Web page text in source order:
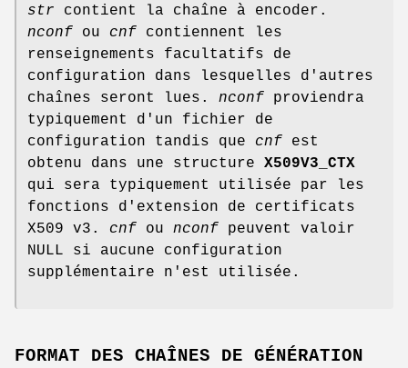
str contient la chaîne à encoder.
nconf ou cnf contiennent les
renseignements facultatifs de
configuration dans lesquelles d'autres
chaînes seront lues. nconf proviendra
typiquement d'un fichier de
configuration tandis que cnf est
obtenu dans une structure X509V3_CTX
qui sera typiquement utilisée par les
fonctions d'extension de certificats
X509 v3. cnf ou nconf peuvent valoir
NULL si aucune configuration
supplémentaire n'est utilisée.
FORMAT DES CHAÎNES DE GÉNÉRATION